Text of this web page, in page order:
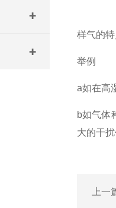
样气的
举例
a如在高
b如气体
大的干
上一